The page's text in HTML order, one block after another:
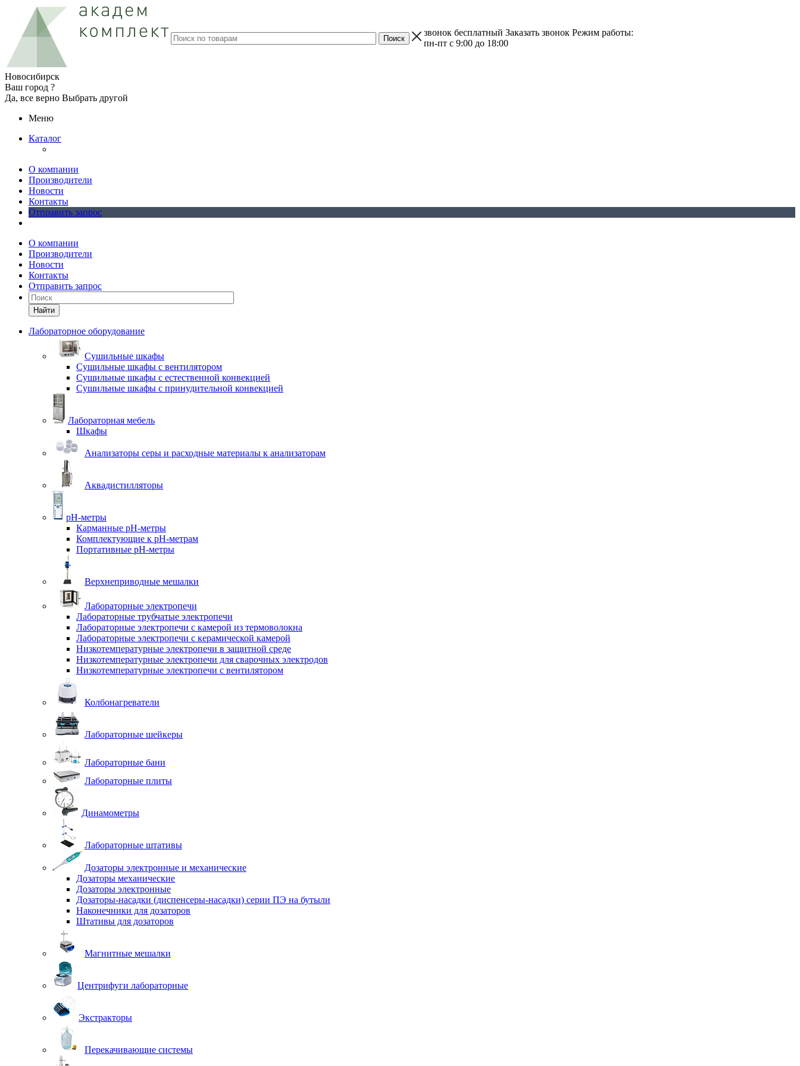
звонок бесплатный Заказать звонок Режим работы:
пн-пт с 9:00 до 18:00
Новосибирск
Ваш город ?
Да, все верно Выбрать другой
Меню
Каталог
О компании
Производители
Новости
Контакты
Отправить запрос
О компании
Производители
Новости
Контакты
Отправить запрос
Найти
Лабораторное оборудование
Cушильные шкафы
Сушильные шкафы с вентилятором
Сушильные шкафы с естественной конвекцией
Сушильные шкафы с принудительной конвекцией
Лабораторная мебель
Шкафы
Анализаторы серы и расходные материалы к анализаторам
Аквадистилляторы
pH-метры
Карманные pH-метры
Комплектующие к pH-метрам
Портативные pH-метры
Верхнеприводные мешалки
Лабораторные электропечи
Лабораторные трубчатые электропечи
Лабораторные электропечи с камерой из термоволокна
Лабораторные электропечи с керамической камерой
Низкотемпературные электропечи в защитной среде
Низкотемпературные электропечи для cварочных электродов
Низкотемпературные электропечи с вентилятором
Колбонагреватели
Лабораторные шейкеры
Лабораторные бани
Лабораторные плиты
Динамометры
Лабораторные штативы
Дозаторы электронные и механические
Дозаторы механические
Дозаторы электронные
Дозаторы-насадки (диспенсеры-насадки) серии ПЭ на бутыли
Наконечники для дозаторов
Штативы для дозаторов
Магнитные мешалки
Центрифуги лабораторные
Экстракторы
Перекачивающие системы